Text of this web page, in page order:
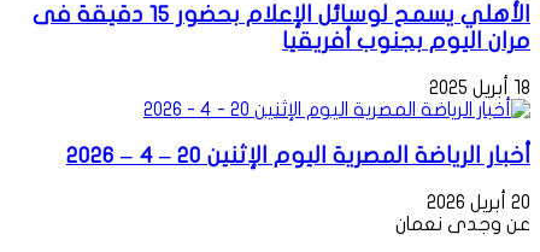
الأهلي يسمح لوسائل الإعلام بحضور 15 دقيقة فى
مران اليوم بجنوب أفريقيا
18 أبريل 2025
أخبار الرياضة المصرية اليوم الإثنين 20 – 4 – 2026
20 أبريل 2026
عن وجدى نعمان